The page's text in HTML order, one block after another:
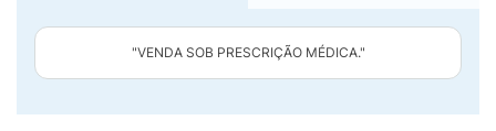
"VENDA SOB PRESCRIÇÃO MÉDICA."